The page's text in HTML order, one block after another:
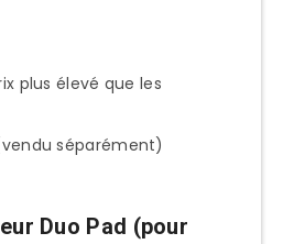
plus élevé que les
séparément)
Duo Pad (pour